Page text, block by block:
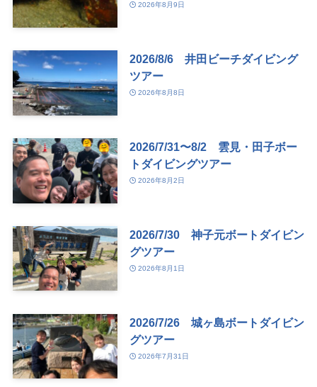
2026年8月9日
2026/8/6 井田ビーチダイビング
ツアー
2026年8月8日
2026/7/31〜8/2 雲見・田子ボー
トダイビングツアー
2026年8月2日
2026/7/30 神子元ボートダイビン
グツアー
2026年8月1日
2026/7/26 城ヶ島ボートダイビン
グツアー
2026年7月31日